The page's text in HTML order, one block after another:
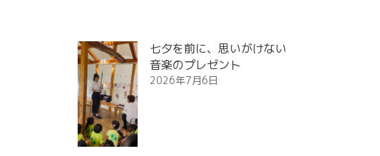
七夕を前に、思いがけない
音楽のプレゼント
2026年7月6日